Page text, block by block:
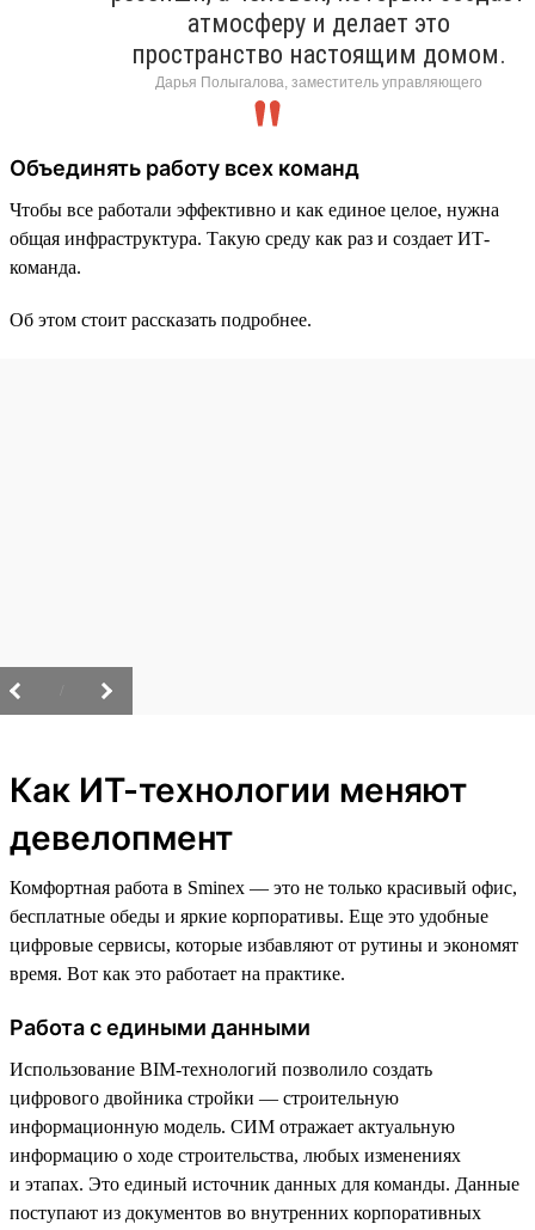
атмосферу и делает это
пространство настоящим домом.
Дарья Полыгалова, заместитель управляющего
Объединять работу всех команд
Чтобы все работали эффективно и как единое целое, нужна
общая инфраструктура. Такую среду как раз и создает ИТ-
команда.
Об этом стоит рассказать подробнее.
Как ИТ-технологии меняют
девелопмент
Комфортная работа в Sminex — это не только красивый офис,
бесплатные обеды и яркие корпоративы. Еще это удобные
цифровые сервисы, которые избавляют от рутины и экономят
время. Вот как это работает на практике.
Работа с едиными данными
Использование BIM-технологий позволило создать
цифрового двойника стройки — строительную
информационную модель. СИМ отражает актуальную
информацию о ходе строительства, любых изменениях
и этапах. Это единый источник данных для команды. Данные
поступают из документов во внутренних корпоративных